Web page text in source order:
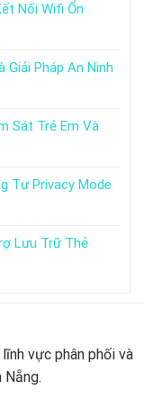
Nối Wifi Ổn
Giải Pháp An Ninh
Sát Trẻ Em Và
Tư Privacy Mode
Lưu Trữ Thẻ
vực phân phối và